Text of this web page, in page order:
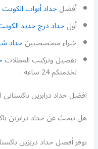
أفضلحداد أبواب الكويت
أولحداد درج حديد
خبراء متخصصيينحداد
تفصيل وتركيب المظلات
لخدمتكم 24 ساعة .
افضل حداد درابزين
هل تبحث عن حداد درابزين
نوفر أفضل حداد دربزين